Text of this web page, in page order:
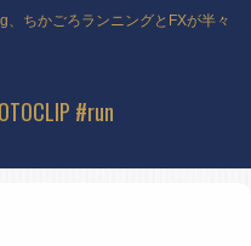
ちかごろランニングとFXが半々
#run